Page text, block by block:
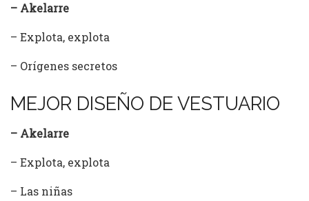
– Akelarre
– Explota, explota
– Orígenes secretos
MEJOR DISEÑO DE VESTUARIO
– Akelarre
– Explota, explota
– Las niñas